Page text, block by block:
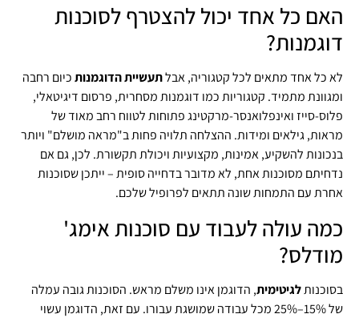
האם כל אחד יכול להצטרף לסוכנות
דוגמנות?
לא כל אחד מתאים לכל קטגוריה, אבלתעשיית הדוגמנותכיום רחבה
ומגוונת מתמיד. קטגוריות כמו דוגמנות מסחרית, פרסום דיגיטאלי,
פלוס-סייז ואינפלואנסר-מרקטינג פתוחות לטווח רחב מאוד של
מראות, גילאים ומידות. ההצלחה תלויה פחות ב"מראה מושלם" ויותר
בנכונות להשקיע, אמינות, מקצועיות ויכולת תקשורת. לכן, גם אם
נדחיתם מסוכנות אחת, לא מדובר בדחייה סופית – ייתכן שסוכנות
אחרת עם התמחות שונה תתאים לפרופיל שלכם.
כמה עולה לעבוד עם סוכנות אימג'
מודלס?
בסוכנותלגיטימית, הדוגמן אינו משלם מראש. הסוכנות גובה עמלה
של 15%–25% מכל עבודה שמושגת עבורו. עם זאת, הדוגמן עשוי